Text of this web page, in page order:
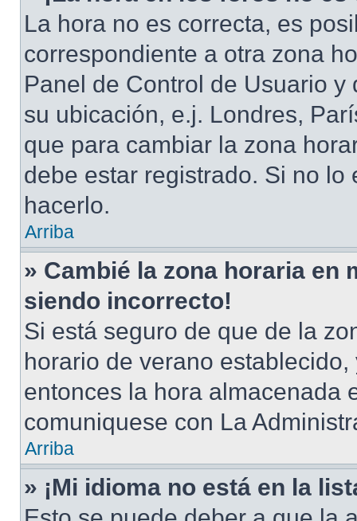
La hora no es correcta, es
correspondiente a otra zona
Panel de Control de Usuario
su ubicación, e.j. Londres,
que para cambiar la zona
debe estar registrado. Si no
hacerlo.
Arriba
» Cambié la zona horaria en
siendo incorrecto!
Si está seguro de que de la
horario de verano
entonces la hora almacenada
comuniquese con La
Arriba
» ¡Mi idioma no está en la